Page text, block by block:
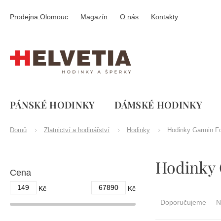
obsah
Prodejna Olomouc Magazín O nás Kontakty
PÁNSKÉ HODINKY DÁMSKÉ HODINKY
Domů Zlatnictví a hodinářství Hodinky Hodinky Garmin
Cena
149 Kč 67890 Kč
Hodinky
Doporučujeme